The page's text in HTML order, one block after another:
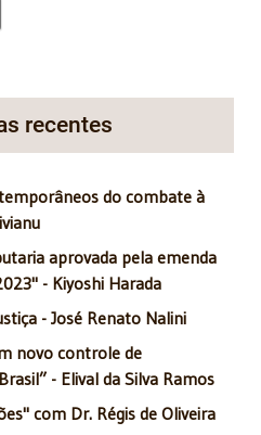
Comercial
Prisão provisória após
recentes
do combate à
aprovada pela emenda
- Kiyoshi Harada
- José Renato Nalini
novo controle de
- Elival da Silva Ramos
com Dr. Régis de Oliveira